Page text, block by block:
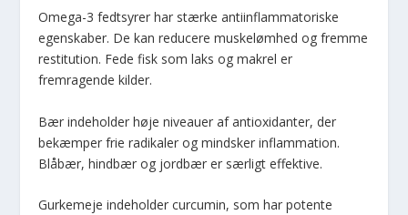
Omega-3 fedtsyrer har stærke antiinflammatoriske
egenskaber. De kan reducere muskelømhed og fremme
restitution. Fede fisk som laks og makrel er
fremragende kilder.
Bær indeholder høje niveauer af antioxidanter, der
bekæmper frie radikaler og mindsker inflammation.
Blåbær, hindbær og jordbær er særligt effektive.
Gurkemeje indeholder curcumin, som har potente